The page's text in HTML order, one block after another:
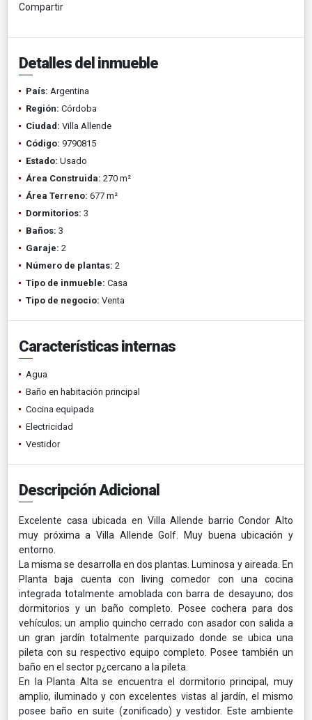
Compartir
Detalles del inmueble
País: Argentina
Región: Córdoba
Ciudad: Villa Allende
Código: 9790815
Estado: Usado
Área Construida: 270 m²
Área Terreno: 677 m²
Dormitorios: 3
Baños: 3
Garaje: 2
Número de plantas: 2
Tipo de inmueble: Casa
Tipo de negocio: Venta
Características internas
Agua
Baño en habitación principal
Cocina equipada
Electricidad
Vestidor
Descripción Adicional
Excelente casa ubicada en Villa Allende barrio Condor Alto
muy próxima a Villa Allende Golf. Muy buena ubicación y
entorno.
La misma se desarrolla en dos plantas. Luminosa y aireada. En
Planta baja cuenta con living comedor con una cocina
integrada totalmente amoblada con barra de desayuno; dos
dormitorios y un baño completo. Posee cochera para dos
vehículos; un amplio quincho cerrado con asador con salida a
un gran jardín totalmente parquizado donde se ubica una
pileta con su respectivo equipo completo. Posee también un
baño en el sector p¿cercano a la pileta.
En la Planta Alta se encuentra el dormitorio principal, muy
amplio, iluminado y con excelentes vistas al jardín, el mismo
posee baño en suite (zonificado) y vestidor. Este ambiente